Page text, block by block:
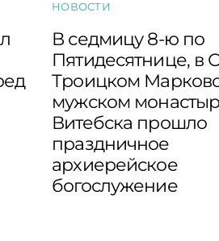
НОВОСТИ
В седмицу 8-ю по
Пятидесятнице, в
Троицком
мужском
Витебска прошло
праздничное
архиерейское
богослужение